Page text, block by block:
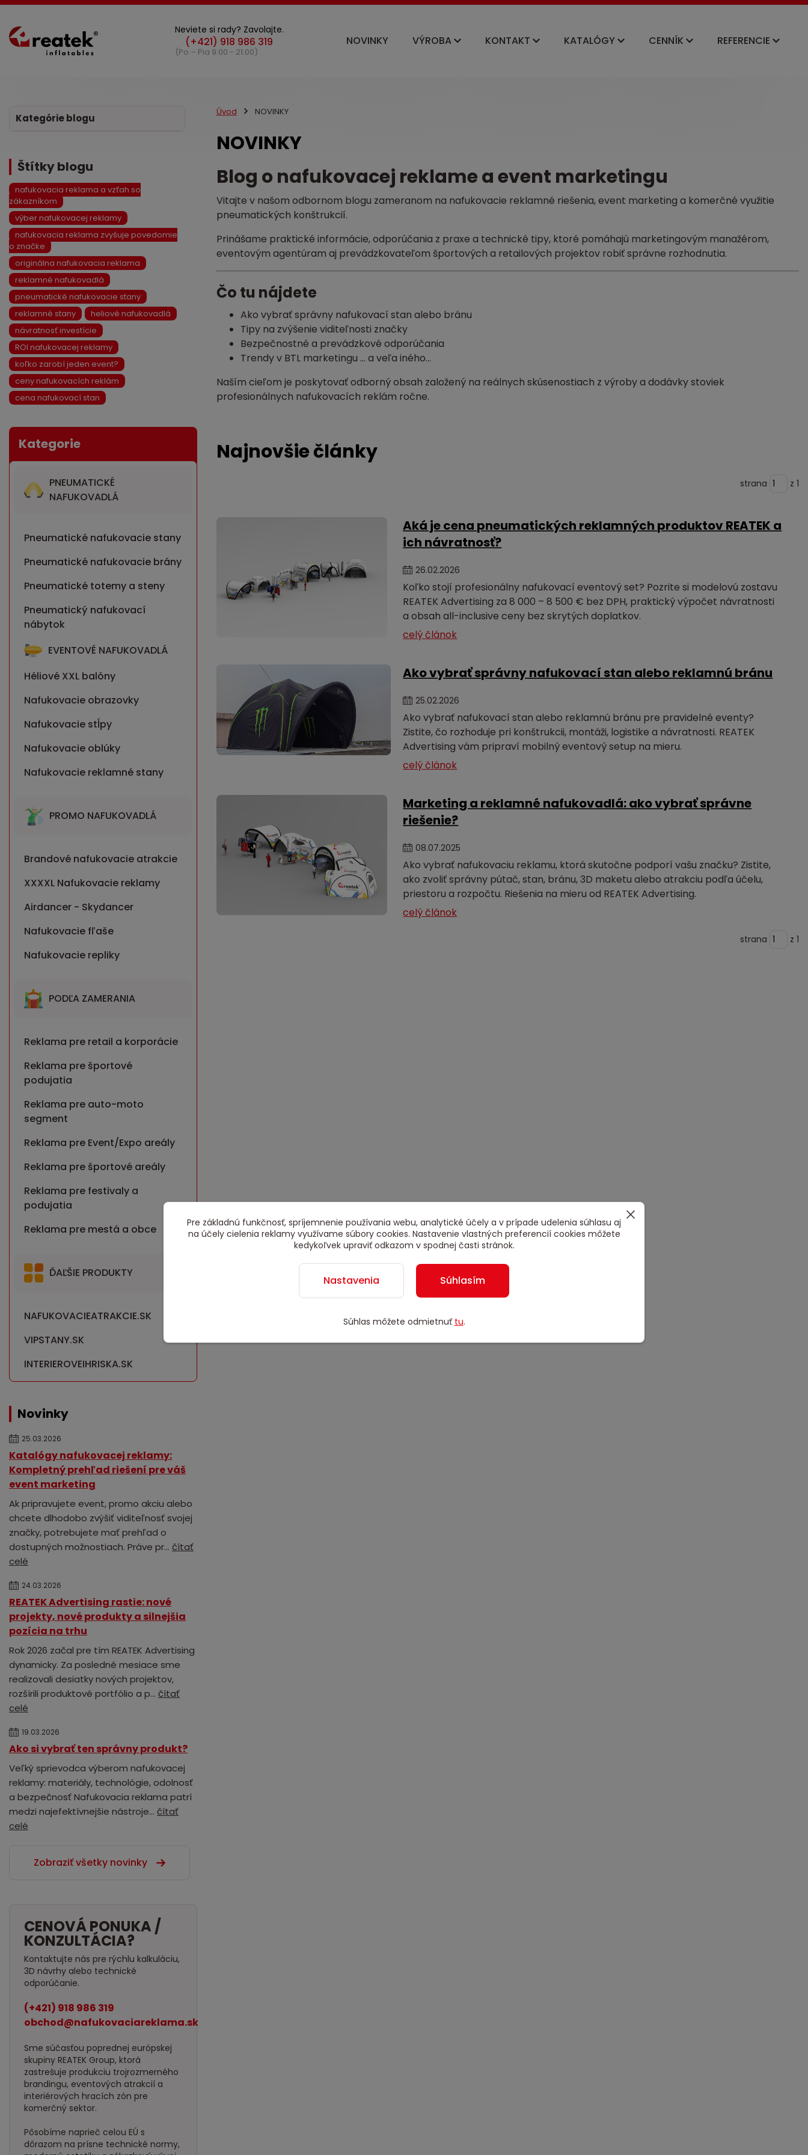
NOVINKY VÝROBA KONTAKT KATALÓGY CENNÍK REFERENCIE
Neviete si rady? Zavolajte.
(Po – Pia 9:00 - 21:00)
Kategórie blogu
Štítky blogu
nafukovacia reklama a vzťah so
zákazníkom
výber nafukovacej reklamy
nafukovacia reklama zvyšuje povedomie
o značke
originálna nafukovacia reklama
reklamné nafukovadlá
pneumatické nafukovacie stany
reklamné stany
heliové nafukovadlá
návratnosť investície
ROI nafukovacej reklamy
koľko zarobí jeden event?
ceny nafukovacích reklám
cena nafukovací stan
PNEUMATICKÉ
NAFUKOVADLÁ
Pneumatické nafukovacie stany
Pneumatické nafukovacie brány
Pneumatické totemy a steny
Pneumatický nafukovací
nábytok
EVENTOVÉ NAFUKOVADLÁ
Héliové XXL balóny
Nafukovacie obrazovky
Nafukovacie stĺpy
Nafukovacie oblúky
Nafukovacie reklamné stany
PROMO NAFUKOVADLÁ
Brandové nafukovacie atrakcie
XXXXL Nafukovacie reklamy
Airdancer - Skydancer
Nafukovacie fľaše
Nafukovacie repliky
PODĽA ZAMERANIA
Reklama pre retail a korporácie
Reklama pre športové
podujatia
Reklama pre auto-moto
segment
Reklama pre Event/Expo areály
Reklama pre športové areály
Reklama pre festivaly a
podujatia
Reklama pre mestá a obce
ĎAĽŠIE PRODUKTY
NAFUKOVACIEATRAKCIE.SK
VIPSTANY.SK
INTERIEROVEIHRISKA.SK
Novinky
25.03.2026
Katalógy nafukovacej reklamy:
Kompletný prehľad riešení pre váš
event marketing
Ak pripravujete event, promo akciu alebo
chcete dlhodobo zvýšiť viditeľnosť svojej
značky, potrebujete mať prehľad o
dostupných možnostiach. Práve pr... čítať
celé
24.03.2026
REATEK Advertising rastie: nové
projekty, nové produkty a silnejšia
pozícia na trhu
Rok 2026 začal pre tím REATEK Advertising
dynamicky. Za posledné mesiace sme
realizovali desiatky nových projektov,
rozšírili produktové portfólio a p... čítať
celé
19.03.2026
Ako si vybrať ten správny produkt?
Veľký sprievodca výberom nafukovacej
reklamy: materiály, technológie, odolnosť
a bezpečnosť Nafukovacia reklama patrí
medzi najefektívnejšie nástroje... čítať
celé
Zobraziť všetky novinky
CENOVÁ PONUKA /
KONZULTÁCIA?
Kontaktujte nás pre rýchlu kalkuláciu,
3D návrhy alebo technické
odporúčanie.
(+421) 918 986 319
obchod@nafukovaciareklama.sk
Sme súčasťou poprednej európskej
skupiny REATEK Group, ktorá
zastrešuje produkciu trojrozmerného
brandingu, eventových atrakcií a
interiérových hracích zón pre
komerčný sektor.
Pôsobíme naprieč celou EÚ s
dôrazom na prísne technické normy,
Úvod NOVINKY
NOVINKY
Blog o nafukovacej reklame a event marketingu
Vitajte v našom odbornom blogu zameranom na nafukovacie reklamné riešenia, event marketing a komerčné využitie
pneumatických konštrukcií.
Prinášame praktické informácie, odporúčania z praxe a technické tipy, ktoré pomáhajú marketingovým manažérom,
eventovým agentúram aj prevádzkovateľom športových a retailových projektov robiť správne rozhodnutia.
Čo tu nájdete
Ako vybrať správny nafukovací stan alebo bránu
Tipy na zvýšenie viditeľnosti značky
Bezpečnostné a prevádzkové odporúčania
Trendy v BTL marketingu ... a veľa iného...
Naším cieľom je poskytovať odborný obsah založený na reálnych skúsenostiach z výroby a dodávky stoviek
profesionálnych nafukovacích reklám ročne.
Najnovšie články
strana z 1
Aká je cena pneumatických reklamných produktov REATEK a
ich návratnosť?
26.02.2026
Koľko stojí profesionálny nafukovací eventový set? Pozrite si modelovú zostavu
REATEK Advertising za 8 000 – 8 500 € bez DPH, praktický výpočet návratnosti
a obsah all-inclusive ceny bez skrytých doplatkov.
celý článok
Ako vybrať správny nafukovací stan alebo reklamnú bránu
25.02.2026
Ako vybrať nafukovací stan alebo reklamnú bránu pre pravidelné eventy?
Zistite, čo rozhoduje pri konštrukcii, montáži, logistike a návratnosti. REATEK
Advertising vám pripraví mobilný eventový setup na mieru.
celý článok
Marketing a reklamné nafukovadlá: ako vybrať správne
riešenie?
08.07.2025
Ako vybrať nafukovaciu reklamu, ktorá skutočne podporí vašu značku? Zistite,
ako zvoliť správny pútač, stan, bránu, 3D maketu alebo atrakciu podľa účelu,
priestoru a rozpočtu. Riešenia na mieru od REATEK Advertising.
celý článok
strana z 1
Pre základnú funkčnosť, spríjemnenie používania webu, analytické účely a v prípade udelenia súhlasu aj
na účely cielenia reklamy využívame súbory cookies. Nastavenie vlastných preferencií cookies môžete
kedykoľvek upraviť odkazom v spodnej časti stránok.
Nastavenia Súhlasím
Súhlas môžete odmietnuť tu.